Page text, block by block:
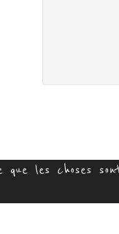
les choses